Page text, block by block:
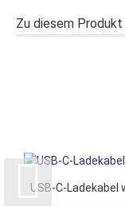
Zu diesem
USB-C-Ladekabel